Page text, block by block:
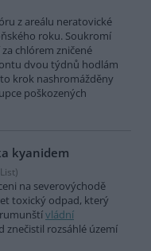
z areálu neratovické
roku. Soukromí
chlórem zničené
dvou týdnů hodlám
krok nashromážděny
poškozených
kyanidem
na severovýchodě
toxický odpad, který
vládní
znečistil rozsáhlé území